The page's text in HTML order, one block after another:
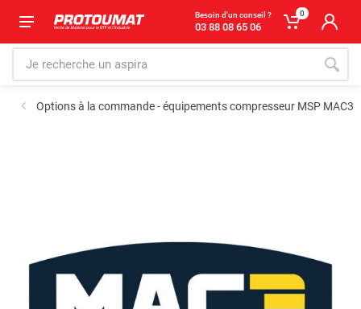
Besoin d'un conseil ?
03 88 08 65 06
0
Options à la commande - équipements compresseur MSP MAC3